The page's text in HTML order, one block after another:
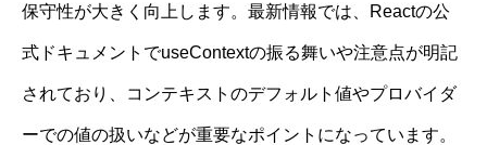
保守性が大きく向上します。最新情報では、Reactの公
式ドキュメントでuseContextの振る舞いや注意点が明記
されており、コンテキストのデフォルト値やプロバイダ
ーでの値の扱いなどが重要なポイントになっています。